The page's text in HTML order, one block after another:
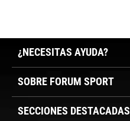
¿NECESITAS AYUDA?
SOBRE FORUM SPORT
SECCIONES DESTACADAS